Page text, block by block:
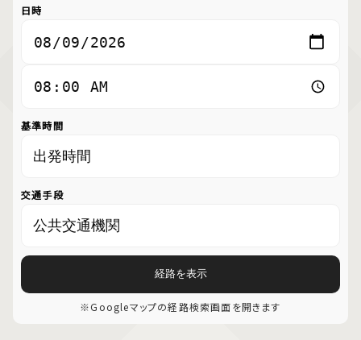
日時
基準時間
交通手段
経路を表示
※Googleマップの経路検索画面を開きます